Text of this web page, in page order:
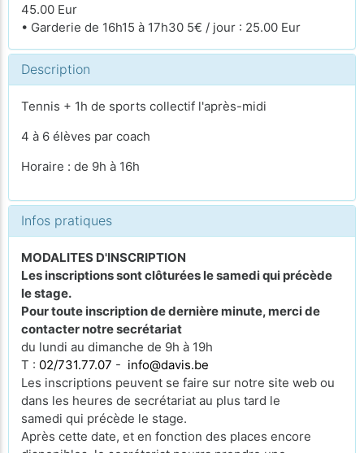
45.00 Eur
• Garderie de 16h15 à 17h30 5€ / jour : 25.00 Eur
Description
Tennis + 1h de sports collectif l'après-midi
4 à 6 élèves par coach
Horaire : de 9h à 16h
Infos pratiques
MODALITES D'INSCRIPTION
Les inscriptions sont clôturées le samedi qui précède
le stage.
Pour toute inscription de dernière minute, merci de
contacter notre secrétariat
du lundi au dimanche de 9h à 19h
T : 02/731.77.07 - info@davis.be
Les inscriptions peuvent se faire sur notre site web ou
dans les heures de secrétariat au plus tard le
samedi qui précède le stage.
Après cette date, et en fonction des places encore